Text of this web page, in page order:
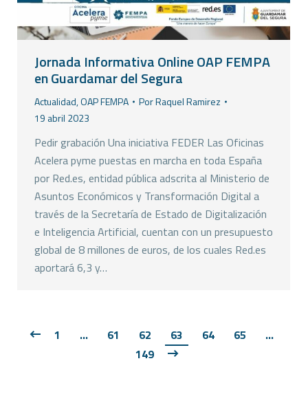
Jornada Informativa Online OAP FEMPA
en Guardamar del Segura
Actualidad,OAP FEMPA PorRaquel Ramirez
19 abril 2023
Pedir grabación Una iniciativa FEDER Las Oficinas
Acelera pyme puestas en marcha en toda España
por Red.es, entidad pública adscrita al Ministerio de
Asuntos Económicos y Transformación Digital a
través de la Secretaría de Estado de Digitalización
e Inteligencia Artificial, cuentan con un presupuesto
global de 8 millones de euros, de los cuales Red.es
aportará 6,3 y…
1 … 61 62 63 64 65
…
149